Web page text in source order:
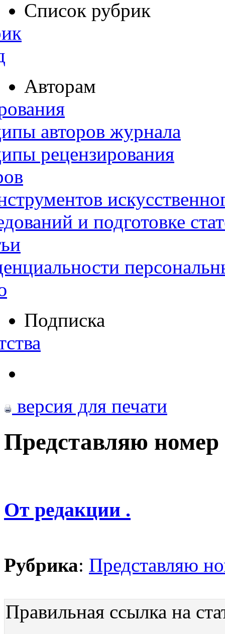
Список рубрик
Авторам
авторов журнала
рецензирования
и подготовке
Подписка
версия для печати
Представляю номер
От редакции .
Рубрика: Представляю
Правильная ссылка на